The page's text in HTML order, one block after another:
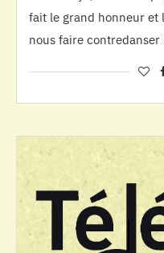
fait le grand honneur et
nous faire